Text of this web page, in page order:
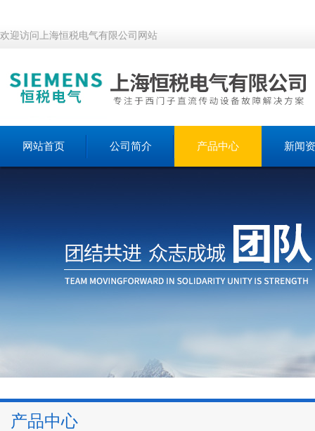
欢迎访问上海恒税电气有限公司网站
网站首页 公司简介 产品中心 新闻
产品中心